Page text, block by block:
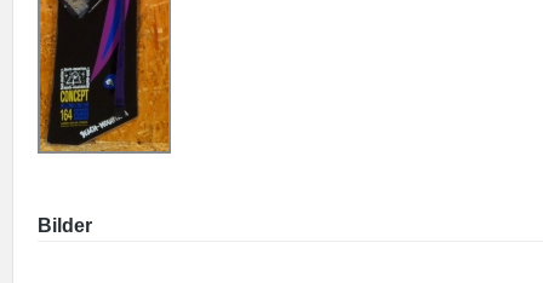
Bilder